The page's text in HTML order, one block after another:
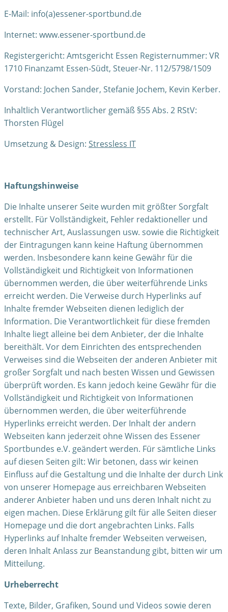
E-Mail: info(a)essener-sportbund.de
Internet: www.essener-sportbund.de
Registergericht: Amtsgericht Essen Registernummer: VR
1710 Finanzamt Essen-Südt, Steuer-Nr. 112/5798/1509
Vorstand: Jochen Sander, Stefanie Jochem, Kevin Kerber.
Inhaltlich Verantwortlicher gemäß §55 Abs. 2 RStV:
Thorsten Flügel
Umsetzung & Design: Stressless IT
Haftungshinweise
Die Inhalte unserer Seite wurden mit größter Sorgfalt
erstellt. Für Vollständigkeit, Fehler redaktioneller und
technischer Art, Auslassungen usw. sowie die Richtigkeit
der Eintragungen kann keine Haftung übernommen
werden. Insbesondere kann keine Gewähr für die
Vollständigkeit und Richtigkeit von Informationen
übernommen werden, die über weiterführende Links
erreicht werden. Die Verweise durch Hyperlinks auf
Inhalte fremder Webseiten dienen lediglich der
Information. Die Verantwortlichkeit für diese fremden
Inhalte liegt alleine bei dem Anbieter, der die Inhalte
bereithält. Vor dem Einrichten des entsprechenden
Verweises sind die Webseiten der anderen Anbieter mit
großer Sorgfalt und nach besten Wissen und Gewissen
überprüft worden. Es kann jedoch keine Gewähr für die
Vollständigkeit und Richtigkeit von Informationen
übernommen werden, die über weiterführende
Hyperlinks erreicht werden. Der Inhalt der andern
Webseiten kann jederzeit ohne Wissen des Essener
Sportbundes e.V. geändert werden. Für sämtliche Links
auf diesen Seiten gilt: Wir betonen, dass wir keinen
Einfluss auf die Gestaltung und die Inhalte der durch Link
von unserer Homepage aus erreichbaren Webseiten
anderer Anbieter haben und uns deren Inhalt nicht zu
eigen machen. Diese Erklärung gilt für alle Seiten dieser
Homepage und die dort angebrachten Links. Falls
Hyperlinks auf Inhalte fremder Webseiten verweisen,
deren Inhalt Anlass zur Beanstandung gibt, bitten wir um
Mitteilung.
Urheberrecht
Texte, Bilder, Grafiken, Sound und Videos sowie deren